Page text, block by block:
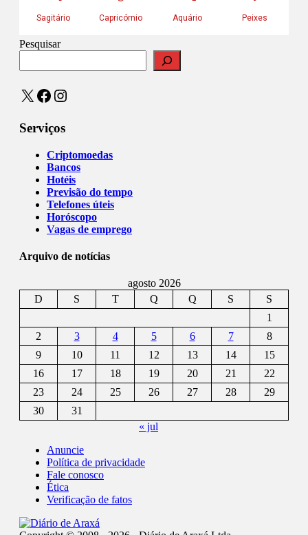
Pesquisar
X Facebook
Instagram
Serviços
Criptomoedas
Bancos
Hotéis
Previsão do tempo
Telefones úteis
Horóscopo
Vagas de emprego
Arquivo de notícias
agosto 2026
D
S T Q Q S
S
1
2
3 4 5 6 7
8
9
10 11 12 13 14
15
16
17 18 19 20 21
22
23
24 25 26 27 28
29
30
31
« jul
Anuncie
Política de privacidade
Fale conosco
Ética
Verificação de fatos